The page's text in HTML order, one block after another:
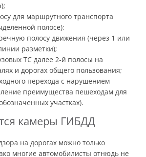
для маршрутного транспорта
полосе);
полосу движения (через 1 или
разметки);
ТС далее 2-й полосы на
и дорогах общего пользования;
перехода с нарушением
преимущества пешеходам для
участках).
камеры ГИБДД
на дорогах можно только
многие автомобилисты отнюдь не